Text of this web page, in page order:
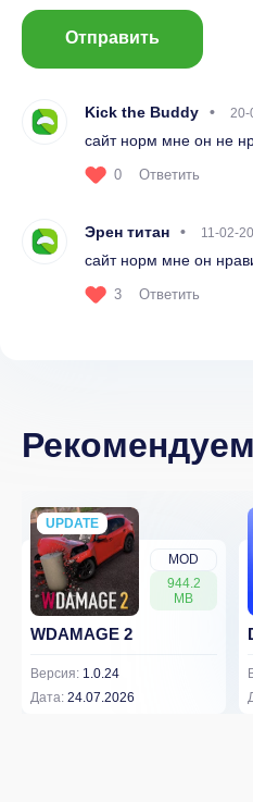
Отправить
Kick the Buddy 20-
сайт норм мне он не
0 Ответить
Эрен титан 11-02-
сайт норм мне он
3 Ответить
Рекомендуем
MOD
944.2
MB
UPDATE
NEW
WDAMAGE 2
Версия: 1.0.24
Дата: 24.07.2026